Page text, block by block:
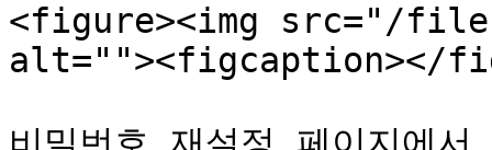
<figure><img src="/
alt=""><figcaption></